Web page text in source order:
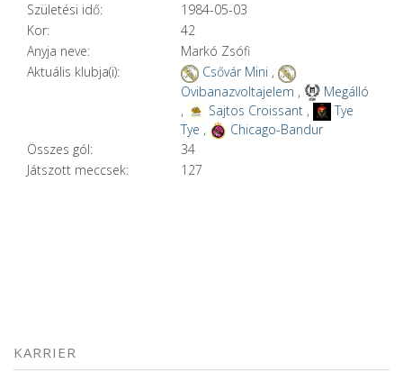
Születési idő:
1984-05-03
Kor:
42
Anyja neve:
Markó Zsófi
Aktuális klubja(i):
Csővár Mini ,
Ovibanazvoltajelem ,
Megálló
,
Sajtos Croissant,
Tye
Tye ,
Chicago-Bandur
Összes gól:
34
Játszott meccsek:
127
KARRIER